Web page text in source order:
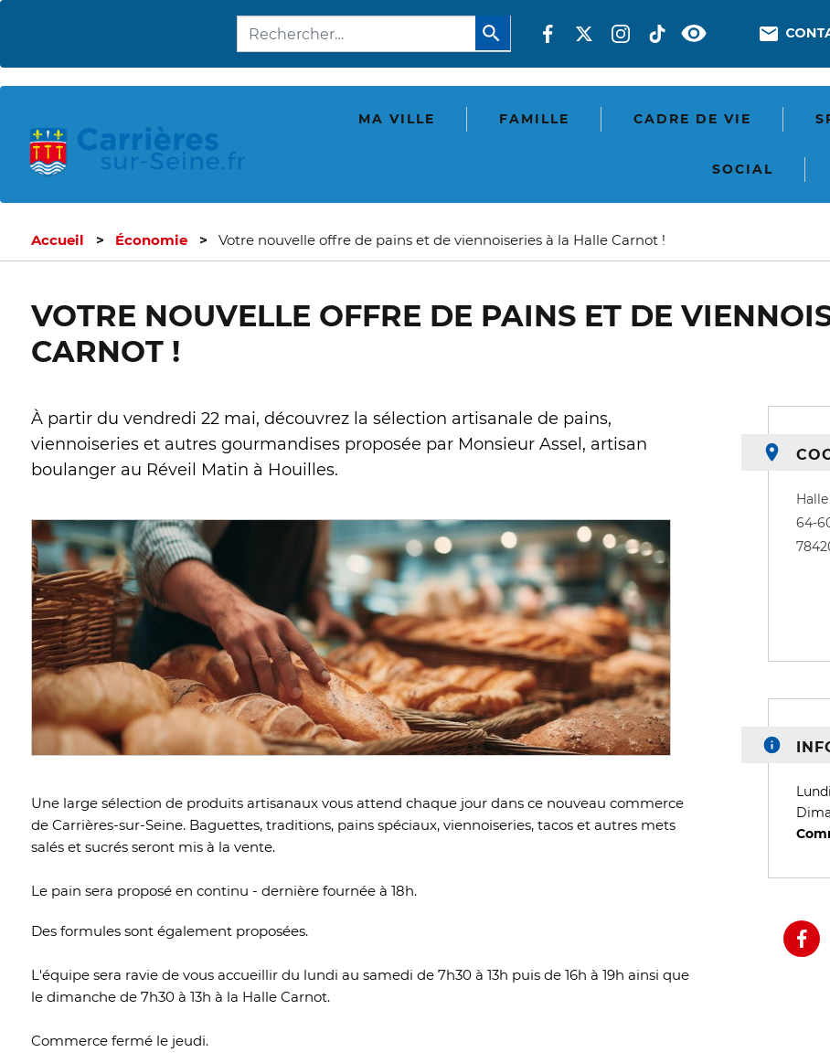
au
Réseaux
En-
-
MA VILLE FAMILLE CADRE DE VIE
SOCIAL
Accueil Économie Votre nouvelle offre de pains et de viennoiseries à la Halle Carnot !
VOTRE NOUVELLE OFFRE DE PAINS ET DE
CARNOT !
À partir du vendredi 22 mai, découvrez la sélection artisanale de pains,
viennoiseries et autres gourmandises proposée par Monsieur Assel, artisan
boulanger au Réveil Matin à Houilles.
Une large sélection de produits artisanaux vous attend chaque jour dans ce nouveau commerce
de Carrières-sur-Seine. Baguettes, traditions, pains spéciaux, viennoiseries, tacos et autres mets
salés et sucrés seront mis à la vente.
Le pain sera proposé en continu - dernière fournée à 18h.
Des formules sont également proposées.
L'équipe sera ravie de vous accueillir du lundi au samedi de 7h30 à 13h puis de 16h à 19h ainsi que
le dimanche de 7h30 à 13h à la Halle Carnot.
Commerce fermé le jeudi.
64-